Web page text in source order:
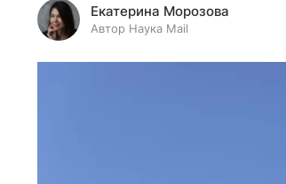
Екатерина Морозова
Автор Наука Mail